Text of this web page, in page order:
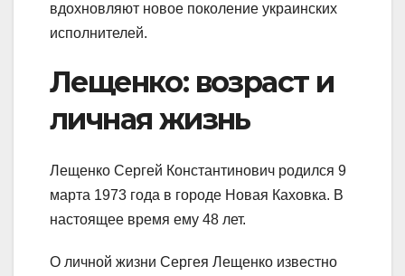
вдохновляют новое поколение украинских
исполнителей.
Лещенко: возраст и
личная жизнь
Лещенко Сергей Константинович родился 9
марта 1973 года в городе Новая Каховка. В
настоящее время ему 48 лет.
О личной жизни Сергея Лещенко известно